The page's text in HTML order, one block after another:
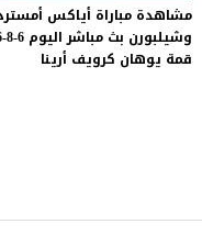
مشاهدة مباراة أياكس
وشيلبورن بث مباشر اليوم 6-8-2026
قمة يوهان كرويف أرينا